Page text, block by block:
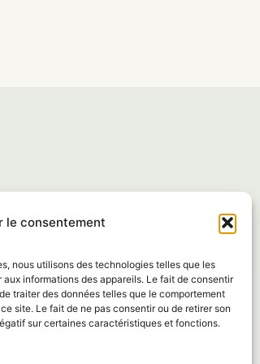
le consentement
nous utilisons des technologies telles que les
informations des appareils. Le fait de consentir
traiter des données telles que le comportement
site. Le fait de ne pas consentir ou de retirer son
sur certaines caractéristiques et fonctions.